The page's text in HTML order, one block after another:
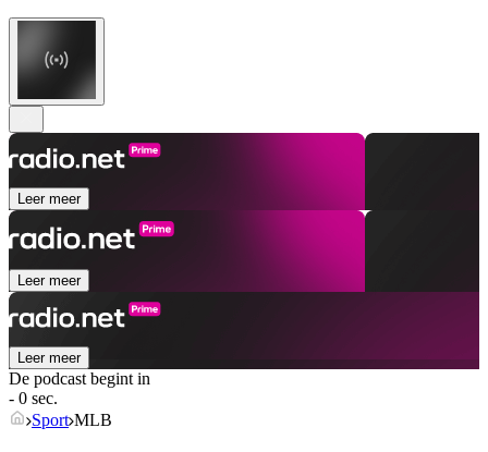
Leer meer
Leer meer
Leer meer
De podcast begint in
- 0 sec.
Sport MLB